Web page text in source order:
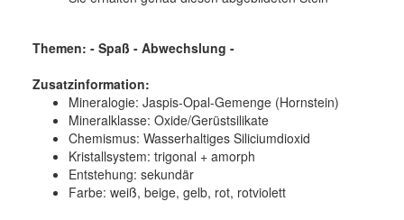
Themen: - Spaß - Abwechslung -
Zusatzinformation:
Mineralogie: Jaspis-Opal-Gemenge (Hornstein)
Mineralklasse: Oxide/Gerüstsilikate
Chemismus: Wasserhaltiges Siliciumdioxid
Kristallsystem: trigonal + amorph
Entstehung: sekundär
Farbe: weiß, beige, gelb, rot, rotviolett